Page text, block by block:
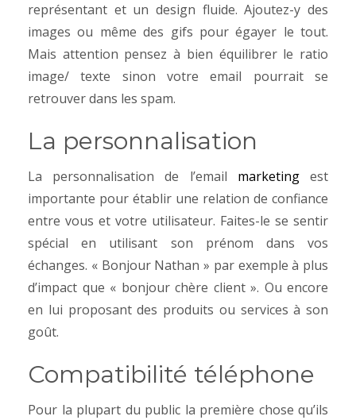
représentant et un design fluide. Ajoutez-y des
images ou même des gifs pour égayer le tout.
Mais attention pensez à bien équilibrer le ratio
image/ texte sinon votre email pourrait se
retrouver dans les spam.
La personnalisation
La personnalisation de l’email marketingest
importante pour établir une relation de confiance
entre vous et votre utilisateur. Faites-le se sentir
spécial en utilisant son prénom dans vos
échanges. « Bonjour Nathan » par exemple à plus
d’impact que « bonjour chère client ». Ou encore
en lui proposant des produits ou services à son
goût.
Compatibilité téléphone
Pour la plupart du public la première chose qu’ils